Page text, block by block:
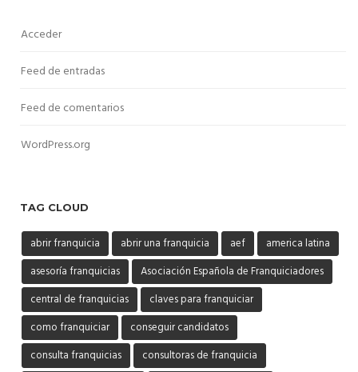
Acceder
Feed de entradas
Feed de comentarios
WordPress.org
TAG CLOUD
abrir franquicia abrir una franquicia aef
america latina
asesoría franquicias
Asociación Española de Franquiciadores
central de franquicias
claves para franquiciar
como franquiciar
conseguir candidatos
consulta franquicias
consultoras de franquicia